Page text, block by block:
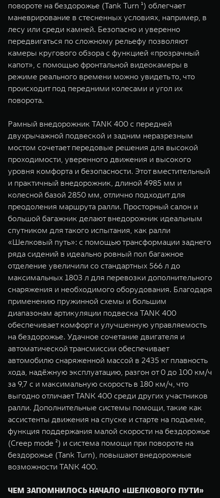
повороте на бездорожье (Tank Turn ¹) облегчает
маневрирование в стесненных условиях, например, в
лесу или среди камней. Безопасно и уверенно
передвигаться по сложному рельефу позволяют
камеры кругового обзора с функцией «прозрачный
капот», с помощью фронтальной видеокамеры в
режиме реального времени можно увидеть то, что
происходит под передними колесами и угол их
поворота.
Рамный внедорожник TANK 400 с передней
двухрычажной подвеской и задним неразрезным
мостом сочетает передовые решения для высокой
проходимости, уверенного движения и высокого
уровня комфорта и безопасности. Этот вместительный
и практичный внедорожник, длиной 4985 мм и
колесной базой 2850 мм, отлично подходит для
преодоления маршрута ралли. Просторный салон и
большой багажник делают внедорожник идеальным
спутником для такого испытания, как ралли
«Шелковый путь»: с помощью трансформации заднего
ряда сидений в идеально ровный пол багажное
отделение увеличили со стандартных 566 л до
максимальных 1803 л для перевозки дополнительного
снаряжения и необходимого оборудования. Благодаря
применению пружинной схемы и большим
диапазонам артикуляции подвеска TANK 400
обеспечивает комфорт и улучшенную управляемость
на бездорожье. Удачное сочетание двигателя и
автоматической трансмиссии обеспечивает
автомобилю снаряженной массой в 2435 кг плавность
хода, надёжную эксплуатацию, разгон от 0 до 100 км/ч
за 9,7 с и максимальную скорость в 180 км/ч, что
выгодно отличает TANK 400 среди других участников
ралли. Дополнительные системы помощи, такие как
ассистенты движения на спуске и старте на подъеме,
функция поддержания малой скорости на бездорожье
(Creep mode ²) и система помощи при повороте на
бездорожье (Tank Turn), повышают внедорожные
возможности TANK 400.
ЧЕМ ЗАПОМНИЛОСЬ НАЧАЛО «ШЕЛКОВОГО ПУТИ»